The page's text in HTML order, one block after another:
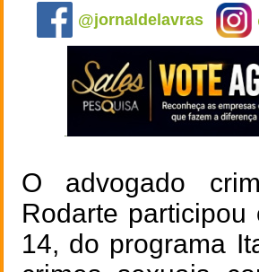
@jornaldelavras
O advogado
Rodarte participou
14, do programa